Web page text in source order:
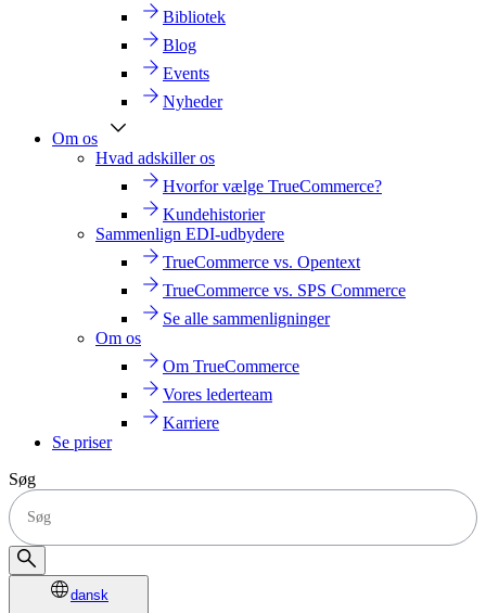
Bibliotek
Blog
Events
Nyheder
Om os
Hvad adskiller os
Hvorfor vælge TrueCommerce?
Kundehistorier
Sammenlign EDI-udbydere
TrueCommerce vs. Opentext
TrueCommerce vs. SPS Commerce
Se alle sammenligninger
Om os
Om TrueCommerce
Vores lederteam
Karriere
Se priser
Søg
dansk